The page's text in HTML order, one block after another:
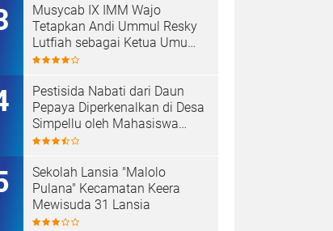
Musycab IX IMM Wajo
Tetapkan Andi Ummul Resky
Lutfiah sebagai Ketua Umum
Terpilih
Pestisida Nabati dari Daun
Pepaya Diperkenalkan di Desa
Simpellu oleh Mahasiswa
KKN-T Unhas Gel-116
Sekolah Lansia "Malolo
Pulana" Kecamatan Keera
Mewisuda 31 Lansia